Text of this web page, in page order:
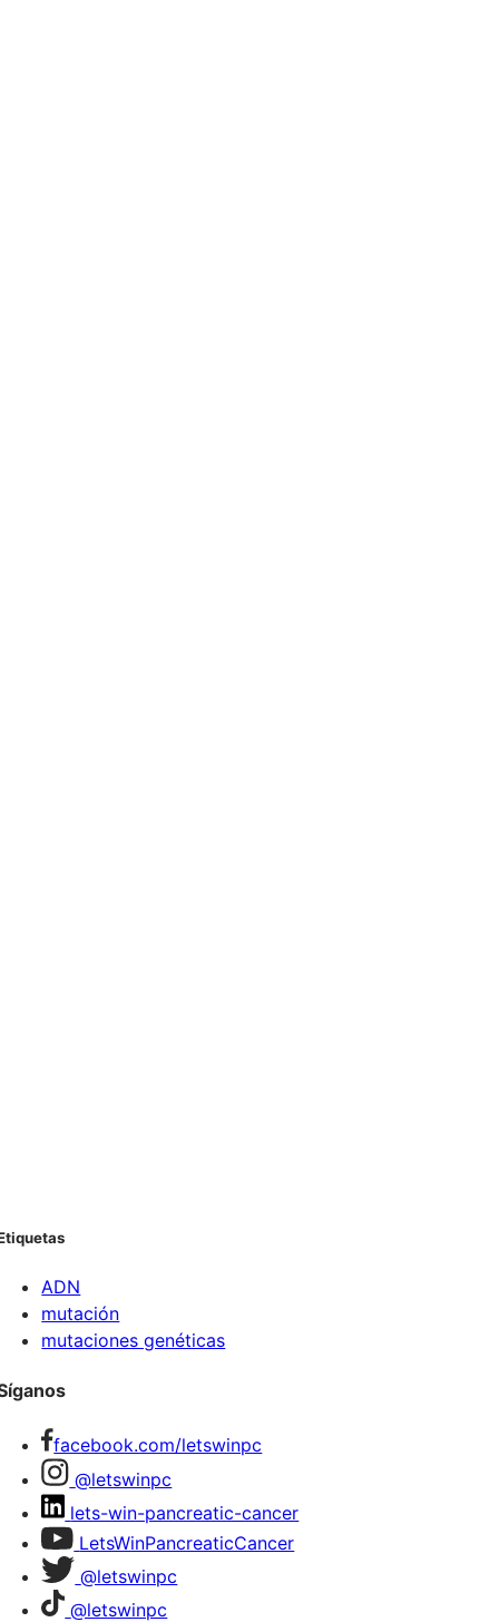
ADN
mutación
mutaciones genéticas
facebook.com/letswinpc
@letswinpc
lets-win-pancreatic-cancer
LetsWinPancreaticCancer
@letswinpc
@letswinpc